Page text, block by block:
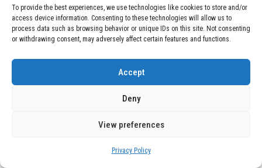
To provide the best experiences, we use technologies like cookies to store and/or
access device information. Consenting to these technologies will allow us to
process data such as browsing behavior or unique IDs on this site. Not consenting
or withdrawing consent, may adversely affect certain features and functions.
Accept
Deny
View preferences
Privacy Policy
ADVERTISEMENT